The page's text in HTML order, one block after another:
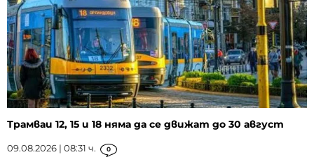
Трамваи 12, 15 и 18 няма да се движат до 30 август
09.08.2026 | 08:31 ч. 0